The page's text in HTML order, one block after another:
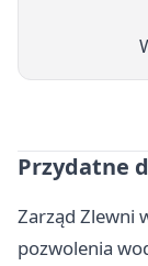
Przydatne
Zarząd Zlewni
pozwolenia